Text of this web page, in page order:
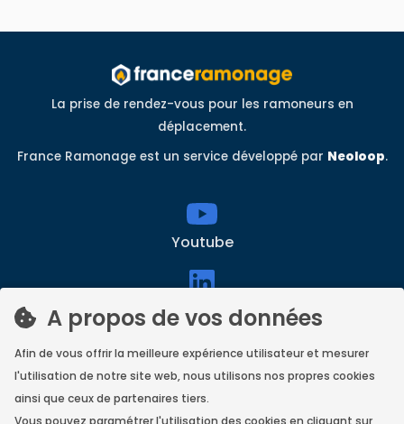
A propos de vos données
Afin de vous offrir la meilleure expérience utilisateur et mesurer
l'utilisation de notre site web, nous utilisons nos propres cookies
ainsi que ceux de partenaires tiers.
Vous pouvez paramétrer l'utilisation des cookies en cliquant sur
La prise de rendez-vous pour les ramoneurs en
déplacement.
France Ramonage est un service développé par Neoloop.
Youtube
linkedin
Facebook